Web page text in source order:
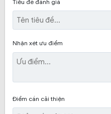
Hồ sơ bạn phải nộp cho
Đơn xin học lái xe tại
Tiêu đề đánh giá
Nhận xét ưu điểm
Điểm cần cải thiện